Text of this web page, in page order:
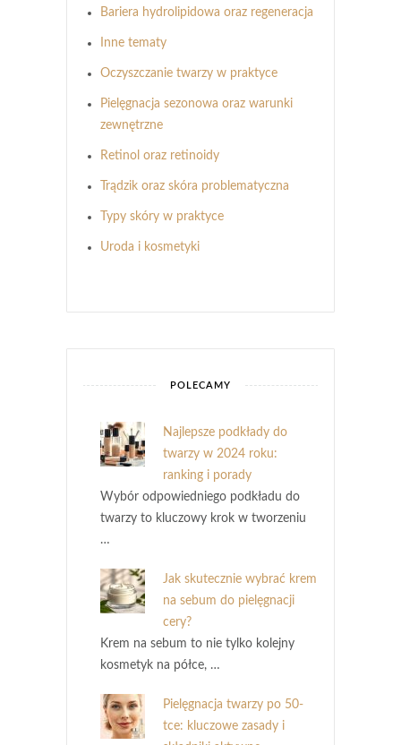
Bariera hydrolipidowa oraz regeneracja
Inne tematy
Oczyszczanie twarzy w praktyce
Pielęgnacja sezonowa oraz warunki
zewnętrzne
Retinol oraz retinoidy
Trądzik oraz skóra problematyczna
Typy skóry w praktyce
Uroda i kosmetyki
POLECAMY
Najlepsze podkłady do
twarzy w 2024 roku:
ranking i porady
Wybór odpowiedniego podkładu do
twarzy to kluczowy krok w tworzeniu
…
Jak skutecznie wybrać krem
na sebum do pielęgnacji
cery?
Krem na sebum to nie tylko kolejny
kosmetyk na półce, …
Pielęgnacja twarzy po 50-
tce: kluczowe zasady i